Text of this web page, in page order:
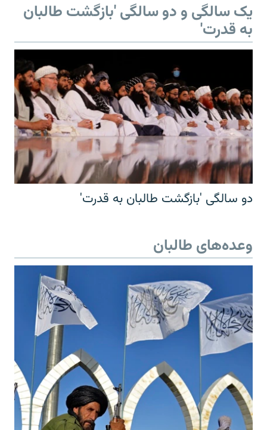
یک سالگی و دو سالگی 'بازگشت طالبان
به قدرت'
دو سالگی 'بازگشت طالبان به قدرت'
وعده‌های طالبان